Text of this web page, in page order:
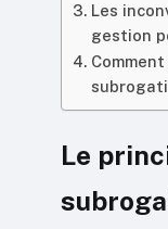
Les
gestion
Le